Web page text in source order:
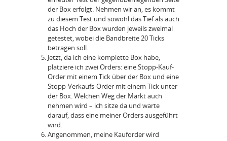
der Box erfolgt. Nehmen wir an, es kommt
zu diesem Test und sowohl das Tief als auch
das Hoch der Box wurden jeweils zweimal
getestet, wobei die Bandbreite 20 Ticks
betragen soll.
Jetzt, da ich eine komplette Box habe,
platziere ich zwei Orders: eine Stopp-Kauf-
Order mit einem Tick über der Box und eine
Stopp-Verkaufs-Order mit einem Tick unter
der Box. Welchen Weg der Markt auch
nehmen wird – ich sitze da und warte
darauf, dass eine meiner Orders ausgeführt
wird.
Angenommen, meine Kauforder wird